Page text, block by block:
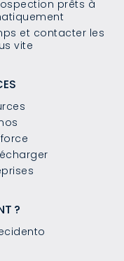
prêts à
et contacter les
vite
?